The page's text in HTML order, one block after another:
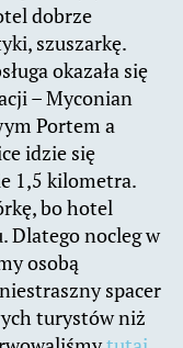
dobrze
szuszarkę.
okazała się
– Myconian
Portem a
idzie się
1,5 kilometra.
bo hotel
Dlatego nocleg w
osobą
spacer
turystów niż